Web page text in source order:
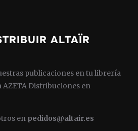
ALTAÏR
publicaciones en tu librería
Distribuciones en
en pedidos@altair.es